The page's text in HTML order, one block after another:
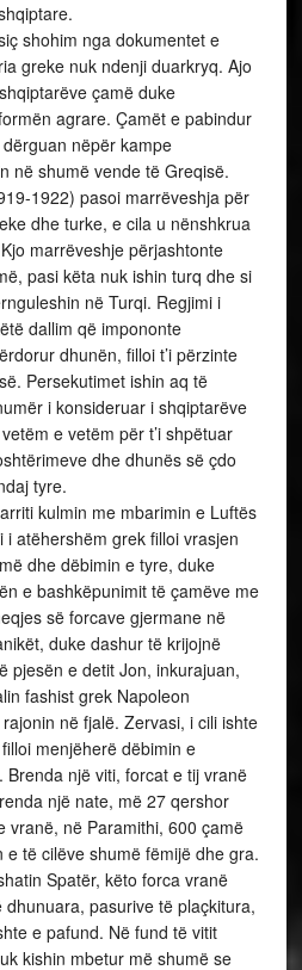
shohim nga dokumentet e
greke nuk ndenji duarkryq. Ajo
çamë duke
agrare. Çamët e pabindur
nëpër kampe
në shumë vende të Greqisë.
1922) pasoi marrëveshja për
dhe turke, e cila u nënshkrua
marrëveshje përjashtonte
pasi këta nuk ishin turq dhe si
në Turqi. Regjimi i
dallim që impononte
dhunën, filloi t’i përzinte
Persekutimet ishin aq të
i konsideruar i shqiptarëve
e vetëm për t’i shpëtuar
dhe dhunës së çdo
tyre.
kulmin me mbarimin e Luftës
atëhershëm grek filloi vrasjen
dhe dëbimin e tyre, duke
e bashkëpunimit të çamëve me
së forcave gjermane në
duke dashur të krijojnë
pjesën e detit Jon, inkurajuan,
fashist grek Napoleon
në fjalë. Zervasi, i cili ishte
menjëherë dëbimin e
një viti, forcat e tij vranë
një nate, më 27 qershor
vranë, në Paramithi, 600 çamë
të cilëve shumë fëmijë dhe gra.
Spatër, këto forca vranë
pasurive të plaçkitura,
e pafund. Në fund të vitit
kishin mbetur më shumë se